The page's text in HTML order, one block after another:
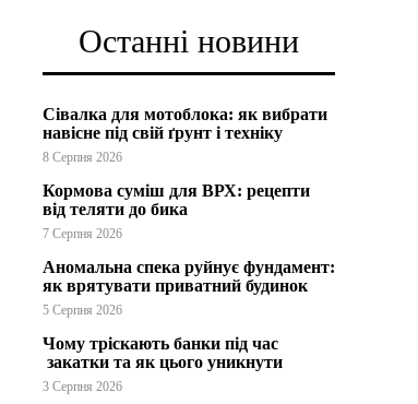
Останні новини
Сівалка для мотоблока: як вибрати
навісне під свій ґрунт і техніку
8 Серпня 2026
Кормова суміш для ВРХ: рецепти
від теляти до бика
7 Серпня 2026
Аномальна спека руйнує фундамент:
як врятувати приватний будинок
5 Серпня 2026
Чому тріскають банки під час
закатки та як цього уникнути
3 Серпня 2026